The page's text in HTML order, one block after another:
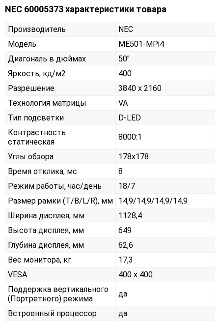
NEC 60005373 характеристики товара
Производитель
NEC
Модель
ME501-MPi4
Диагональ в дюймах
50"
Яркость, кд/м2
400
Разрешение
3840 x 2160
Технология матрицы
VA
Тип подсветки
D-LED
Контрастность
статическая
8000:1
Углы обзора
178x178
Время отклика, мс
8
Режим работы, час/день
18/7
Размер рамки (T/B/L/R), мм
14,9/14,9/14,9/14,9
Ширина дисплея, мм
1128,4
Высота дисплея, мм
649
Глубина дисплея, мм
62,6
Вес монитора, кг
17,3
VESA
400 x 400
Поддержка вертикального
(Портретного) режима
да
Встроенный процессор
да